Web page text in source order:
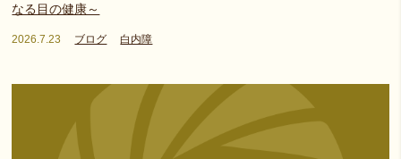
なる目の健康～
2026.7.23 ブログ 白内障